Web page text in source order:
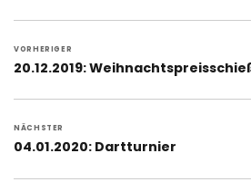
VORHERIGER
Vorheriger
20.12.2019:
NÄCHSTER
Nächster
04.01.2020: Dartturnier